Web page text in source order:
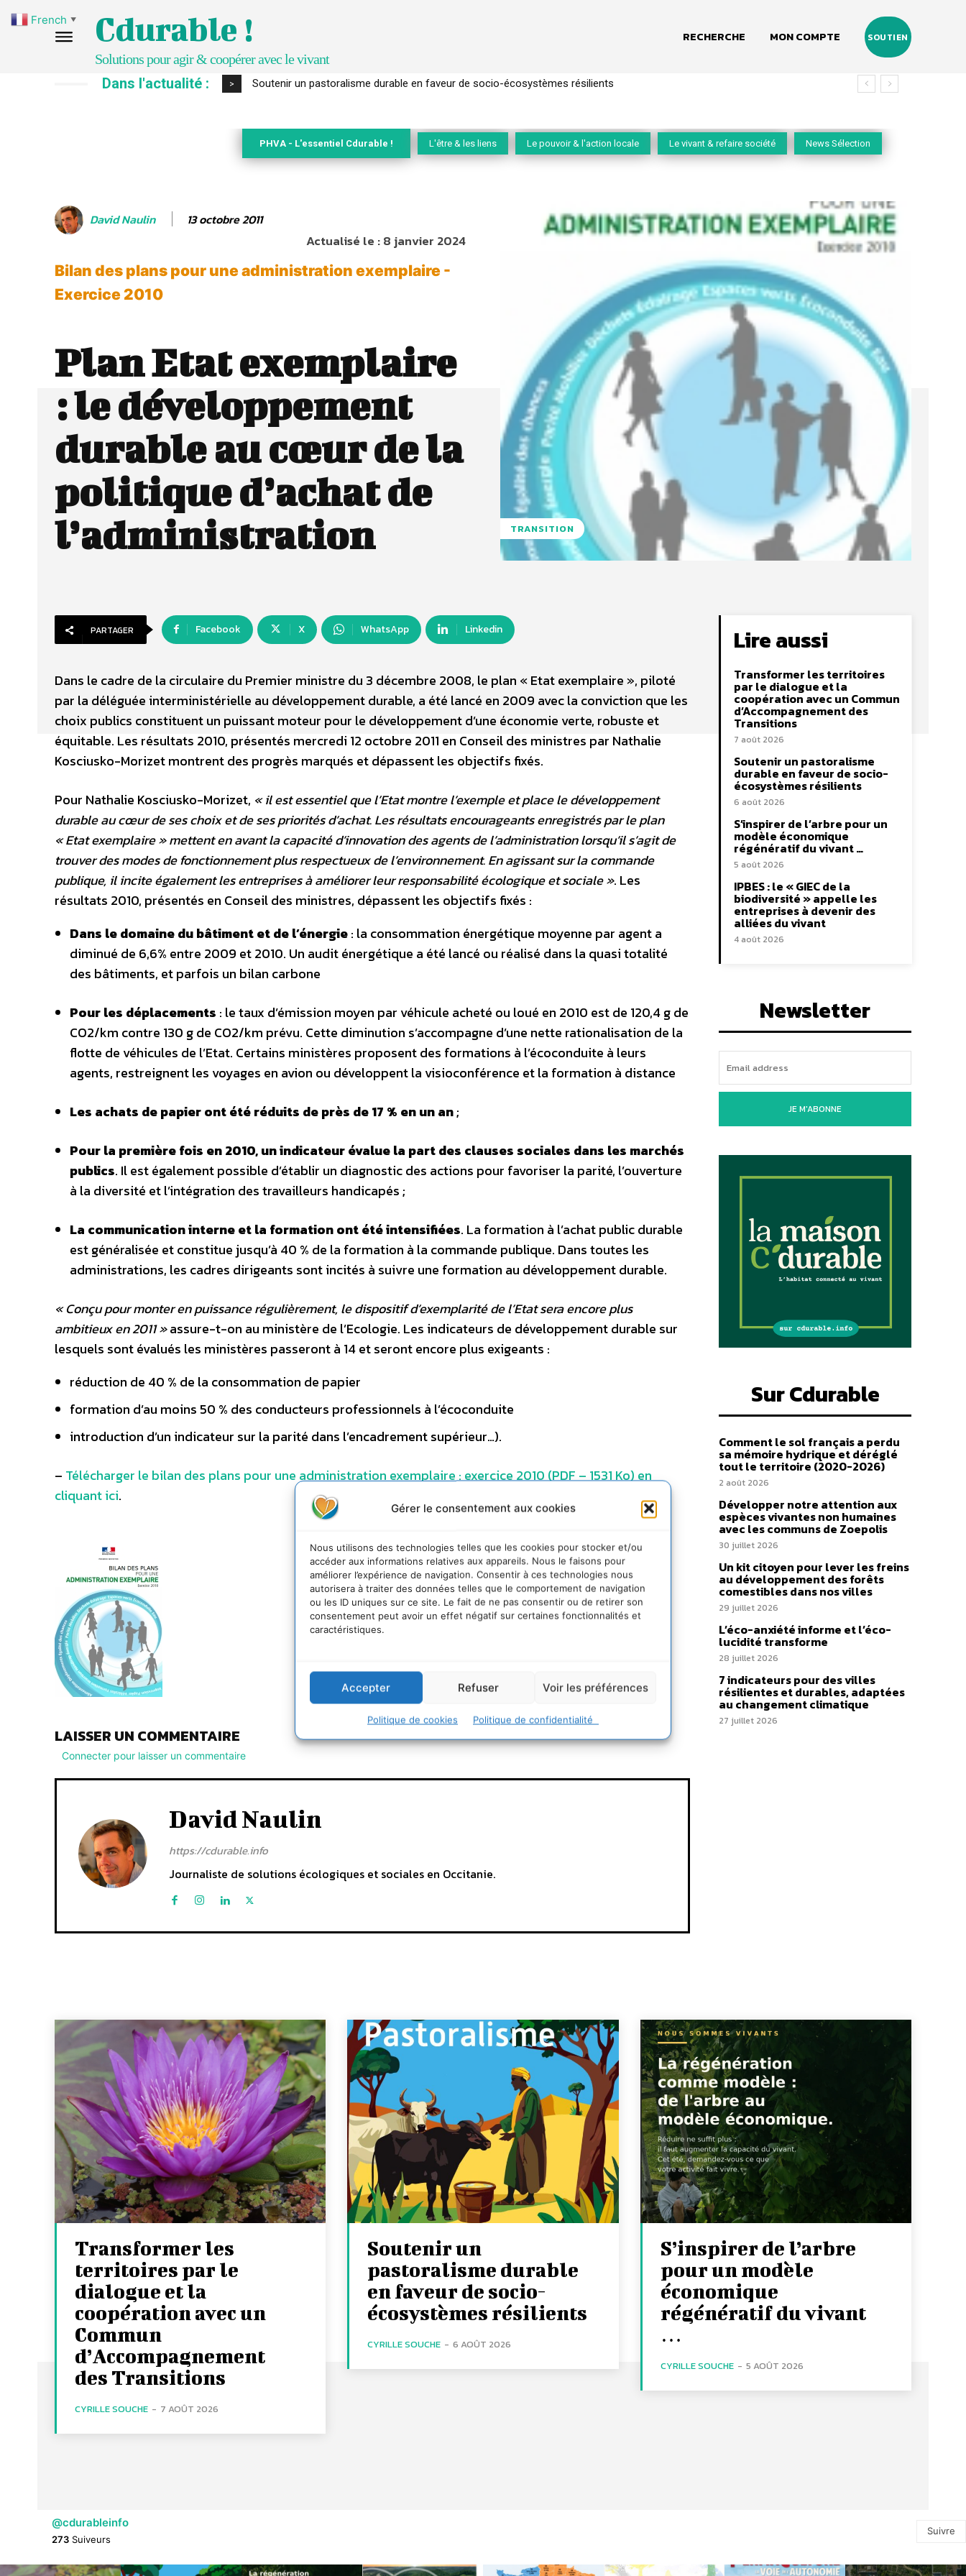
Gérer le consentement aux cookies
Nous utilisons des technologies telles que les cookies pour stocker et/ou
accéder aux informations relatives aux appareils. Nous le faisons pour
améliorer l’expérience de navigation. Consentir à ces technologies nous
autorisera à traiter des données telles que le comportement de navigation
ou les ID uniques sur ce site. Le fait de ne pas consentir ou de retirer son
consentement peut avoir un effet négatif sur certaines fonctionnalités et
caractéristiques.
Accepter Refuser Voir les préférences
Politique de cookies Politique de confidentialité
Cdurable !
Solutions pour agir & coopérer avec le vivant
RECHERCHE MON COMPTE SOUTIEN
Dans l'actualité : > S’inspirer de l’arbre pour un modèle économique régénératif du vivant …
PHVA - L'essentiel Cdurable ! L'être & les liens Le pouvoir & l'action locale Le vivant & refaire société News Sélection
David Naulin 13 octobre 2011
Actualisé le :8 janvier 2024
Bilan des plans pour une administration exemplaire -
Exercice 2010
Plan Etat exemplaire
: le développement
durable au cœur de la
politique d’achat de
l’administration
TRANSITION
PARTAGER Facebook X WhatsApp Linkedin
Dans le cadre de la circulaire du Premier ministre du 3 décembre 2008, le plan « Etat exemplaire », piloté
par la déléguée interministérielle au développement durable, a été lancé en 2009 avec la conviction que les
choix publics constituent un puissant moteur pour le développement d’une économie verte, robuste et
équitable. Les résultats 2010, présentés mercredi 12 octobre 2011 en Conseil des ministres par Nathalie
Kosciusko-Morizet montrent des progrès marqués et dépassent les objectifs fixés.
Pour Nathalie Kosciusko-Morizet, « il est essentiel que l’Etat montre l’exemple et place le développement
durable au cœur de ses choix et de ses priorités d’achat. Les résultats encourageants enregistrés par le plan
« Etat exemplaire » mettent en avant la capacité d’innovation des agents de l’administration lorsqu’il s’agit de
trouver des modes de fonctionnement plus respectueux de l’environnement. En agissant sur la commande
publique, il incite également les entreprises à améliorer leur responsabilité écologique et sociale ». Les
résultats 2010, présentés en Conseil des ministres, dépassent les objectifs fixés :
Dans le domaine du bâtiment et de l’énergie: la consommation énergétique moyenne par agent a
diminué de 6,6% entre 2009 et 2010. Un audit énergétique a été lancé ou réalisé dans la quasi totalité
des bâtiments, et parfois un bilan carbone
Pour les déplacements : le taux d’émission moyen par véhicule acheté ou loué en 2010 est de 120,4 g de
CO2/km contre 130 g de CO2/km prévu. Cette diminution s’accompagne d’une nette rationalisation de la
flotte de véhicules de l’Etat. Certains ministères proposent des formations à l’écoconduite à leurs
agents, restreignent les voyages en avion ou développent la visioconférence et la formation à distance
Les achats de papier ont été réduits de près de 17 % en un an;
Pour la première fois en 2010, un indicateur évalue la part des clauses sociales dans les marchés
publics. Il est également possible d’établir un diagnostic des actions pour favoriser la parité, l’ouverture
à la diversité et l’intégration des travailleurs handicapés ;
La communication interne et la formation ont été intensifiées. La formation à l’achat public durable
est généralisée et constitue jusqu’à 40 % de la formation à la commande publique. Dans toutes les
administrations, les cadres dirigeants sont incités à suivre une formation au développement durable.
« Conçu pour monter en puissance régulièrement, le dispositif d’exemplarité de l’Etat sera encore plus
ambitieux en 2011 »assure-t-on au ministère de l’Ecologie. Les indicateurs de développement durable sur
lesquels sont évalués les ministères passeront à 14 et seront encore plus exigeants :
réduction de 40 % de la consommation de papier
formation d’au moins 50 % des conducteurs professionnels à l’écoconduite
introduction d’un indicateur sur la parité dans l’encadrement supérieur…).
– Télécharger le bilan des plans pour une administration exemplaire : exercice 2010 (PDF – 1531 Ko) en
cliquant ici.
LAISSER UN COMMENTAIRE
Connecter pour laisser un commentaire
David Naulin
https://cdurable.info
Journaliste de solutions écologiques et sociales en Occitanie.
Lire aussi
Transformer les territoires
par le dialogue et la
coopération avec un Commun
d’Accompagnement des
Transitions
7 août 2026
Soutenir un pastoralisme
durable en faveur de socio-
écosystèmes résilients
6 août 2026
S’inspirer de l’arbre pour un
modèle économique
régénératif du vivant …
5 août 2026
IPBES : le « GIEC de la
biodiversité » appelle les
entreprises à devenir des
alliées du vivant
4 août 2026
Newsletter
JE M'ABONNE
Sur Cdurable
Comment le sol français a perdu
sa mémoire hydrique et déréglé
tout le territoire (2020-2026)
2 août 2026
Développer notre attention aux
espèces vivantes non humaines
avec les communs de Zoepolis
30 juillet 2026
Un kit citoyen pour lever les freins
au développement des forêts
comestibles dans nos villes
29 juillet 2026
L’éco-anxiété informe et l’éco-
lucidité transforme
28 juillet 2026
7 indicateurs pour des villes
résilientes et durables, adaptées
au changement climatique
27 juillet 2026
Transformer les
territoires par le
dialogue et la
coopération avec un
Commun
d’Accompagnement
des Transitions
CYRILLE SOUCHE - 7 AOÛT 2026
Soutenir un
pastoralisme durable
en faveur de socio-
écosystèmes résilients
CYRILLE SOUCHE - 6 AOÛT 2026
S’inspirer de l’arbre
pour un modèle
économique
régénératif du vivant
…
CYRILLE SOUCHE - 5 AOÛT 2026
@cdurableinfo
273 Suiveurs
Suivre
French ▼